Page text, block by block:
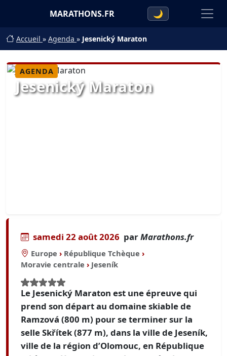
MARATHONS.FR 🌙
Accueil » Agenda » Jesenický Maraton
AGENDA
Jesenický Maraton
samedi 22 août 2026 parMarathons.fr
Europe › République Tchèque ›
Moravie centrale › Jeseník
Le Jesenický Maraton est une épreuve qui
prend son départ au domaine skiable de
Ramzová (800 m) pour se terminer sur la
selle Skřítek (877 m), dans la ville de Jeseník,
ville de la région d’Olomouc, en République